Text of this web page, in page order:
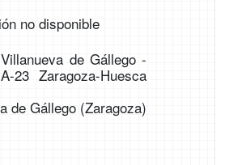
no disponible
de Gállego -
23 Zaragoza-Huesca
de Gállego (Zaragoza)